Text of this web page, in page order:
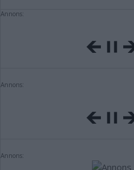
Annons:
Annons:
Annons: